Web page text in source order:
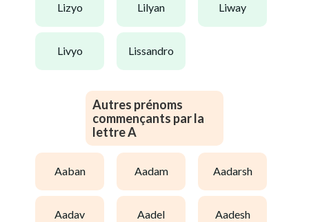
lizyo lilyan liway
livyo lissandro
Autres prénoms
commençants par la
lettre A
aaban aadam aadarsh
aadav aadel aadesh